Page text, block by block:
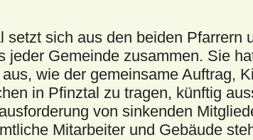
setzt sich aus den beiden Pfarrern
jeder Gemeinde zusammen. Sie
wie der gemeinsame Auftrag,
in Pfinztal zu tragen, künftig
von sinkenden
Mitarbeiter und Gebäude